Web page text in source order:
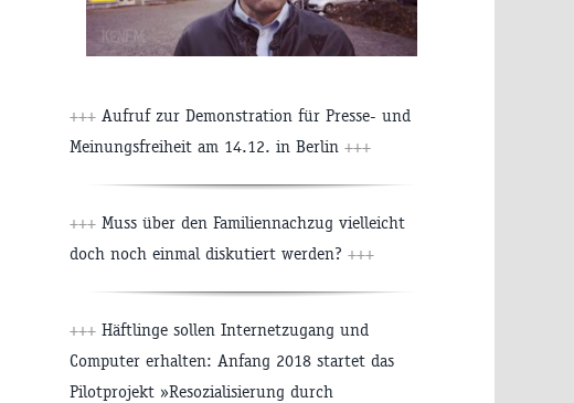
+++ Aufruf zur Demonstration für Presse- und
Meinungsfreiheit am 14.12. in Berlin +++
+++ Muss über den Familiennachzug vielleicht
doch noch einmal diskutiert werden? +++
+++ Häftlinge sollen Internetzugang und
Computer erhalten: Anfang 2018 startet das
Pilotprojekt »Resozialisierung durch